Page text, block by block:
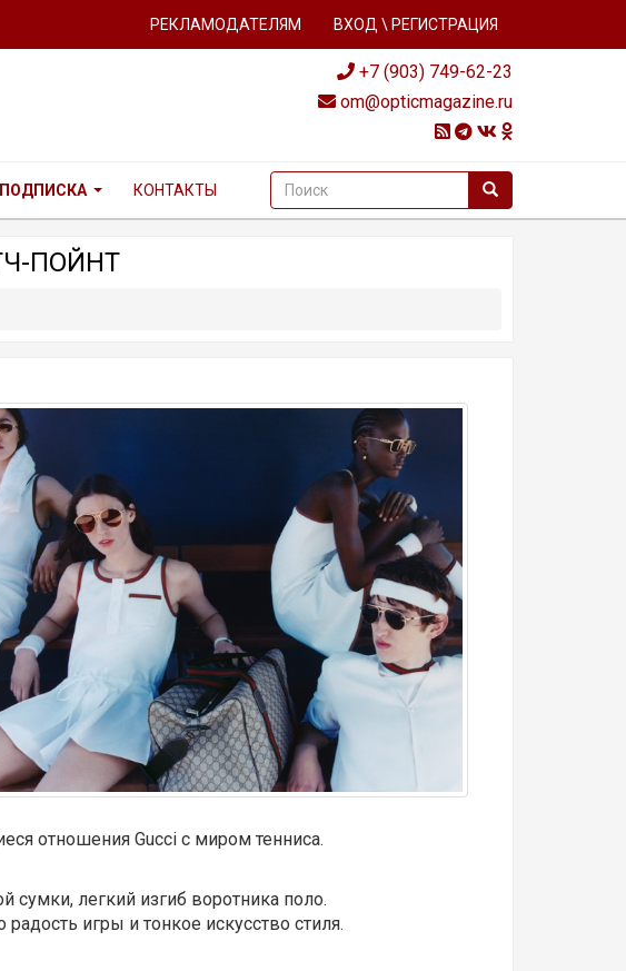
РЕКЛАМОДАТЕЛЯМ ВХОД \ РЕГИСТРАЦИЯ
+7 (903) 749-62-23
om@opticmagazine.ru
ПОДПИСКА КОНТАКТЫ
ПОЙНТ
отношения Gucci с миром тенниса.
сумки, легкий изгиб воротника поло.
игры и тонкое искусство стиля.